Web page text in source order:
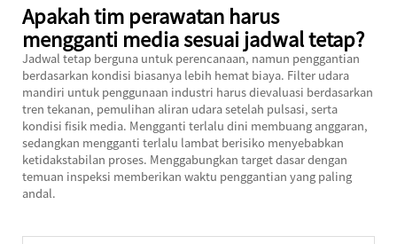
Apakah tim perawatan harus
mengganti media sesuai jadwal tetap?
Jadwal tetap berguna untuk perencanaan, namun penggantian
berdasarkan kondisi biasanya lebih hemat biaya. Filter udara
mandiri untuk penggunaan industri harus dievaluasi berdasarkan
tren tekanan, pemulihan aliran udara setelah pulsasi, serta
kondisi fisik media. Mengganti terlalu dini membuang anggaran,
sedangkan mengganti terlalu lambat berisiko menyebabkan
ketidakstabilan proses. Menggabungkan target dasar dengan
temuan inspeksi memberikan waktu penggantian yang paling
andal.